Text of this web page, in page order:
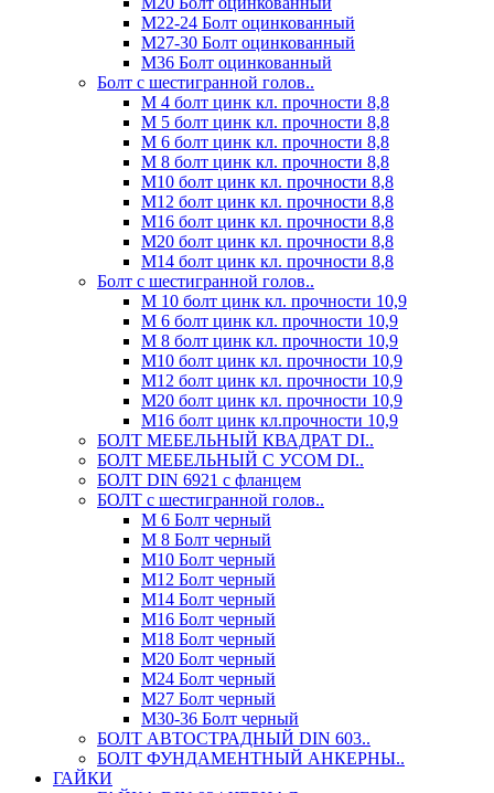
М22-24 Болт оцинкованный
М27-30 Болт оцинкованный
М36 Болт оцинкованный
Болт с шестигранной голов..
М 4 болт цинк кл. прочности 8,8
М 5 болт цинк кл. прочности 8,8
М 6 болт цинк кл. прочности 8,8
М 8 болт цинк кл. прочности 8,8
М10 болт цинк кл. прочности 8,8
М12 болт цинк кл. прочности 8,8
М16 болт цинк кл. прочности 8,8
М20 болт цинк кл. прочности 8,8
М14 болт цинк кл. прочности 8,8
Болт с шестигранной голов..
М 10 болт цинк кл. прочности 10,9
М 6 болт цинк кл. прочности 10,9
М 8 болт цинк кл. прочности 10,9
М10 болт цинк кл. прочности 10,9
М12 болт цинк кл. прочности 10,9
М20 болт цинк кл. прочности 10,9
М16 болт цинк кл.прочности 10,9
БОЛТ МЕБЕЛЬНЫЙ КВАДРАТ DI..
БОЛТ МЕБЕЛЬНЫЙ С УСОМ DI..
БОЛТ DIN 6921 c фланцем
БОЛТ с шестигранной голов..
М 6 Болт черный
М 8 Болт черный
М10 Болт черный
М12 Болт черный
М14 Болт черный
М16 Болт черный
М18 Болт черный
М20 Болт черный
М24 Болт черный
М27 Болт черный
М30-36 Болт черный
БОЛТ АВТОСТРАДНЫЙ DIN 603..
БОЛТ ФУНДАМЕНТНЫЙ АНКЕРНЫ..
ГАЙКИ